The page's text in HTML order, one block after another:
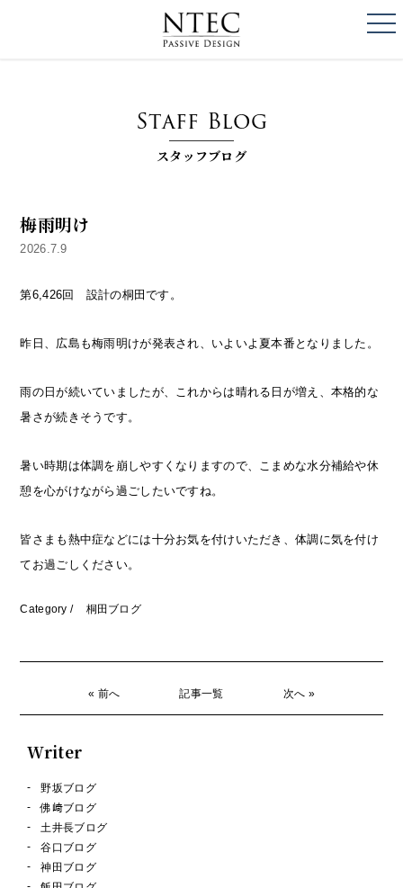
Staff Blog
スタッフブログ
梅雨明け
2026.7.9
第6,426回 設計の桐田です。
昨日、広島も梅雨明けが発表され、いよいよ夏本番となりました。
雨の日が続いていましたが、これからは晴れる日が増え、本格的な
暑さが続きそうです。
暑い時期は体調を崩しやすくなりますので、こまめな水分補給や休
憩を心がけながら過ごしたいですね。
皆さまも熱中症などには十分お気を付けいただき、体調に気を付け
てお過ごしください。
Category / 桐田ブログ
« 前へ 記事一覧 次へ »
Writer
野坂ブログ
佛﨑ブログ
土井長ブログ
谷口ブログ
神田ブログ